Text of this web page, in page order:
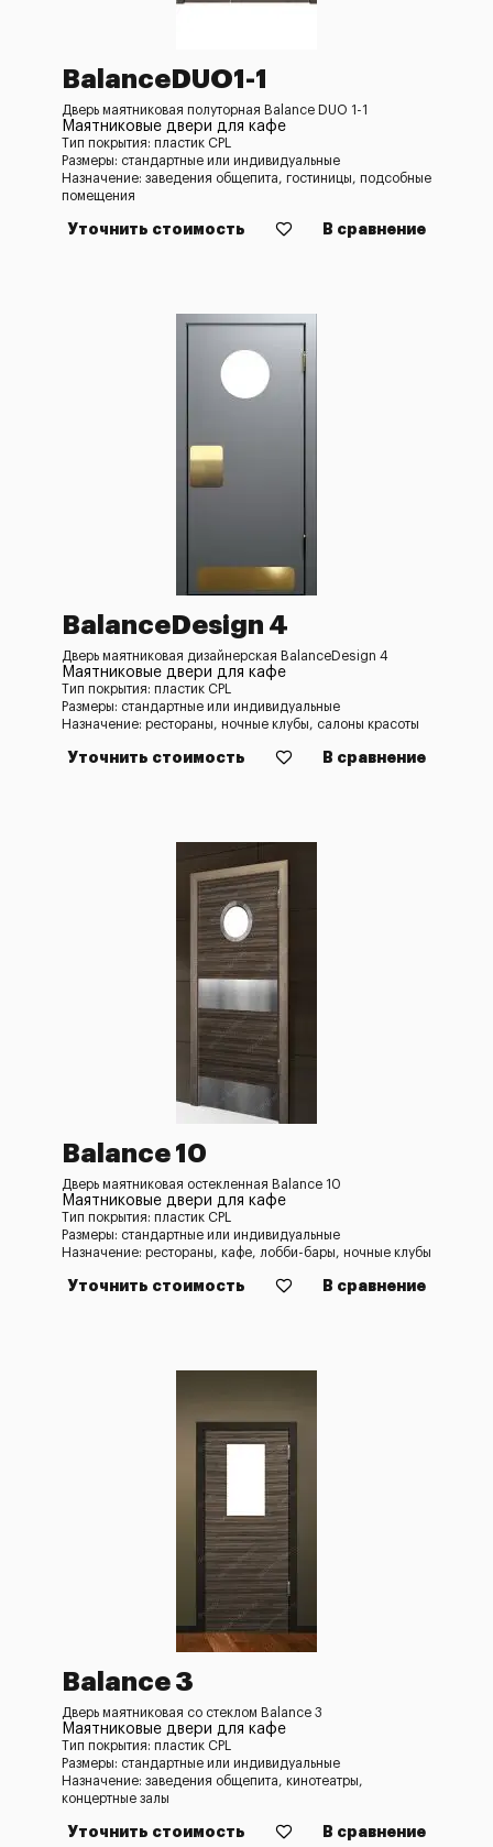
BalanceDUO1-1
Дверь маятниковая полуторная Balance DUO 1-1
Маятниковые двери для кафе
Тип покрытия: пластик CPL
Размеры: стандартные или индивидуальные
Назначение: заведения общепита, гостиницы, подсобные
помещения
Уточнить стоимость В сравнение
BalanceDesign 4
Дверь маятниковая дизайнерская BalanceDesign 4
Маятниковые двери для кафе
Тип покрытия: пластик CPL
Размеры: стандартные или индивидуальные
Назначение: рестораны, ночные клубы, салоны красоты
Уточнить стоимость В сравнение
Balance 10
Дверь маятниковая остекленная Balance 10
Маятниковые двери для кафе
Тип покрытия: пластик CPL
Размеры: стандартные или индивидуальные
Назначение: рестораны, кафе, лобби-бары, ночные клубы
Уточнить стоимость В сравнение
Balance 3
Дверь маятниковая со стеклом Balance 3
Маятниковые двери для кафе
Тип покрытия: пластик CPL
Размеры: стандартные или индивидуальные
Назначение: заведения общепита, кинотеатры,
концертные залы
Уточнить стоимость В сравнение